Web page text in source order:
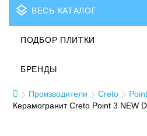
layers ВЕСЬ КАТАЛОГ
ПОДБОР ПЛИТКИ
БРЕНДЫ
Производители Creto
Point
Керамогранит Creto Point 3 NEW